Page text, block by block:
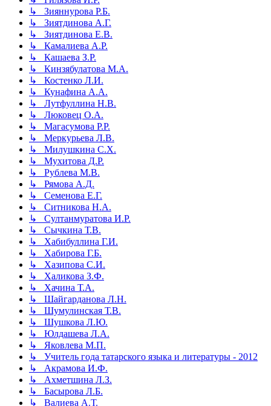
↳ Зияннурова Р.Б.
↳ Зиятдинова А.Г.
↳ Зиятдинова Е.В.
↳ Камалиева А.Р.
↳ Кашаева З.Р.
↳ Кинзябулатова М.А.
↳ Костенко Л.И.
↳ Кунафина А.А.
↳ Лутфуллина Н.В.
↳ Люковец О.А.
↳ Магасумова Р.Р.
↳ Меркурьева Л.В.
↳ Милушкина С.Х.
↳ Мухитова Д.Р.
↳ Рублева М.В.
↳ Рямова А.Д.
↳ Семенова Е.Г.
↳ Ситникова Н.А.
↳ Султанмуратова И.Р.
↳ Сычкина Т.В.
↳ Хабибуллина Г.И.
↳ Хабирова Г.Б.
↳ Хазипова С.И.
↳ Халикова З.Ф.
↳ Хачина Т.А.
↳ Шайгарданова Л.Н.
↳ Шумулинская Т.В.
↳ Шушкова Л.Ю.
↳ Юлдашева Л.А.
↳ Яковлева М.П.
↳ Учитель года татарского языка и литературы - 2012
↳ Акрамова И.Ф.
↳ Ахметшина Л.З.
↳ Басырова Л.Б.
↳ Валиева А.Т.